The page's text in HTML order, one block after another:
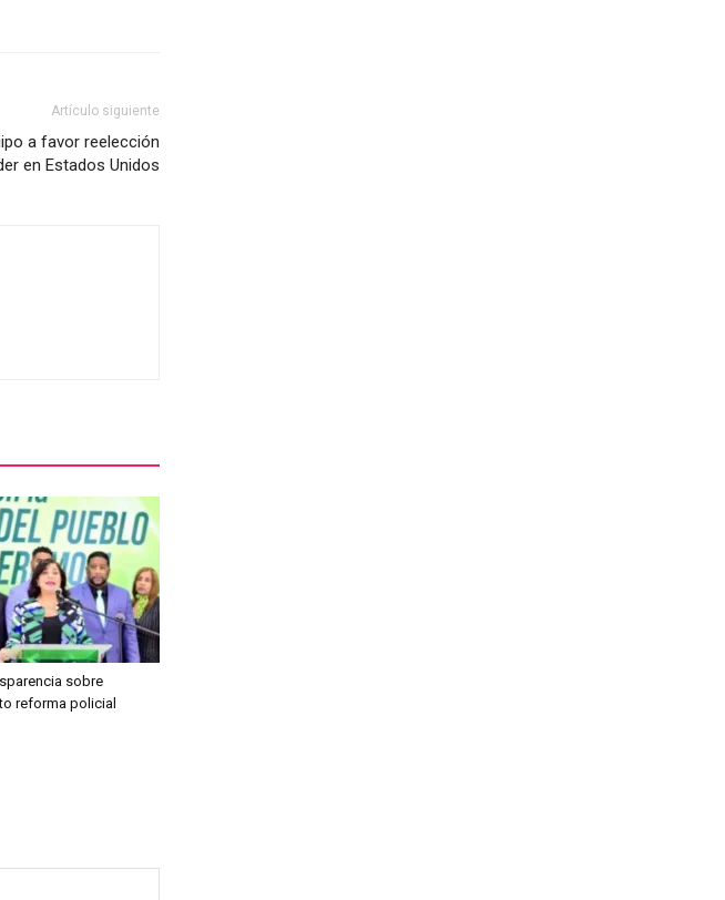
Artículo siguiente
a favor reelección
en Estados Unidos
sobre
reforma policial